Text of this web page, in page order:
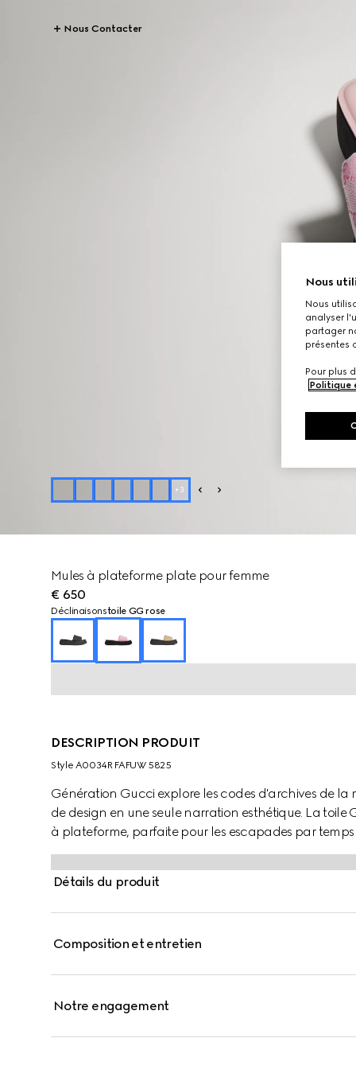
Nous Contacter
+ 3
Mules à plateforme plate pour femme
€ 650
Déclinaisonstoile GG rose
DESCRIPTION PRODUIT
Style ‎A0034R FAFUW 5825
Génération Gucci explore les codes d'archives de
de design en une seule narration esthétique. La
à plateforme, parfaite pour les escapades par
Détails du produit
Composition et entretien
Notre engagement
Nous
Nous
analyser
partager
présentes
Pour plus
Politique